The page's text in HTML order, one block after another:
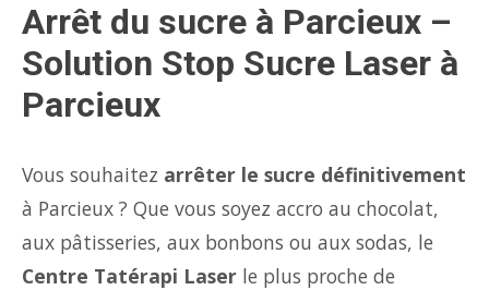
Arrêt du sucre à Parcieux –
Solution Stop Sucre Laser à
Parcieux
Vous souhaitez arrêter le sucre définitivement
à Parcieux ? Que vous soyez accro au chocolat,
aux pâtisseries, aux bonbons ou aux sodas, le
Centre Tatérapi Laser le plus proche de